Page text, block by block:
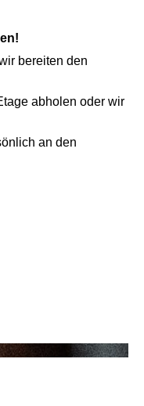
bereiten den
abholen oder wir
an den